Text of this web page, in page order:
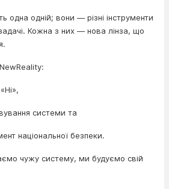
одна одній; вони — різні інструменти
Кожна з них — нова лінза, що
системи та
національної безпеки.
чужу систему, ми будуємо свій